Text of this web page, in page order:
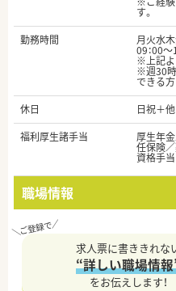
す。
勤務時間
月火水
09：00～
※上記よ
※週30時
できる方
休日
日祝＋
福利厚生諸手当
厚生年
任保険
資格手当
職場情報
求人票に書ききれな
“詳しい職場情
をお伝えします！